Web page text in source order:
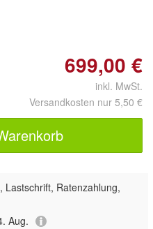
699,00 €
inkl. MwSt.
Versandkosten nur 5,50 €
Lastschrift, Ratenzahlung,
Aug.